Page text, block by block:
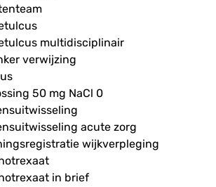
multidisciplinair
verwijzing
50 mg NaCl 0
acute zorg
wijkverpleging
in brief